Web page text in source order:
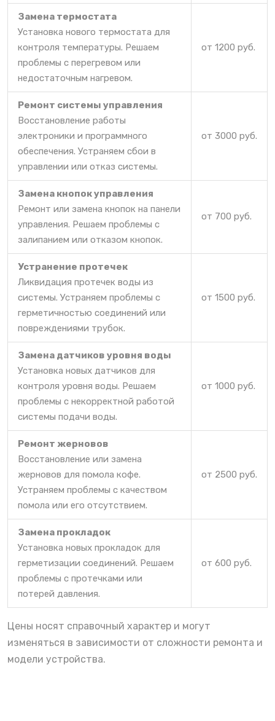
Замена термостата
Установка нового термостата для
контроля температуры. Решаем
проблемы с перегревом или
недостаточным нагревом.
от 1200 руб.
Ремонт системы управления
Восстановление работы
электроники и программного
обеспечения. Устраняем сбои в
управлении или отказ системы.
от 3000 руб.
Замена кнопок управления
Ремонт или замена кнопок на панели
управления. Решаем проблемы с
залипанием или отказом кнопок.
от 700 руб.
Устранение протечек
Ликвидация протечек воды из
системы. Устраняем проблемы с
герметичностью соединений или
повреждениями трубок.
от 1500 руб.
Замена датчиков уровня воды
Установка новых датчиков для
контроля уровня воды. Решаем
проблемы с некорректной работой
системы подачи воды.
от 1000 руб.
Ремонт жерновов
Восстановление или замена
жерновов для помола кофе.
Устраняем проблемы с качеством
помола или его отсутствием.
от 2500 руб.
Замена прокладок
Установка новых прокладок для
герметизации соединений. Решаем
проблемы с протечками или
потерей давления.
от 600 руб.
Цены носят справочный характер и могут
изменяться в зависимости от сложности ремонта и
модели устройства.